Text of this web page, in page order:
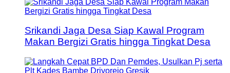
Srikandi Jaga Desa Siap Kawal Program
Makan Bergizi Gratis hingga Tingkat Desa